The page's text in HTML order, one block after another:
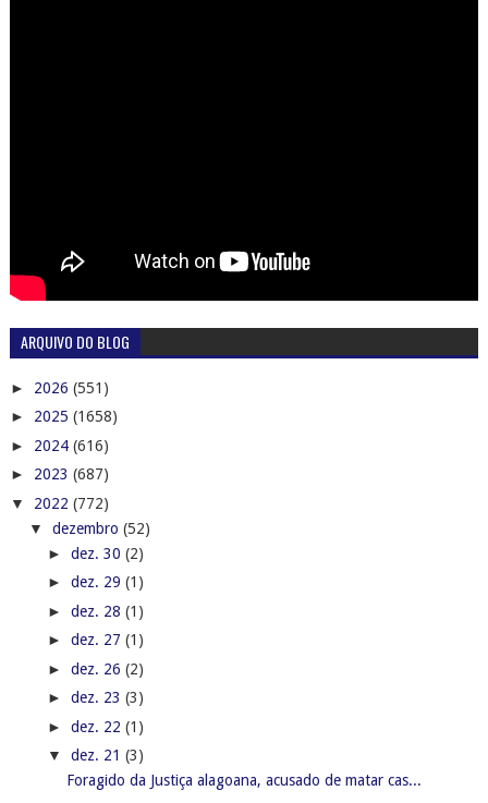
ARQUIVO DO BLOG
► 2026 (551)
► 2025 (1658)
► 2024 (616)
► 2023 (687)
▼ 2022 (772)
▼ dezembro (52)
► dez. 30 (2)
► dez. 29 (1)
► dez. 28 (1)
► dez. 27 (1)
► dez. 26 (2)
► dez. 23 (3)
► dez. 22 (1)
▼ dez. 21 (3)
Foragido da Justiça alagoana, acusado de matar cas...